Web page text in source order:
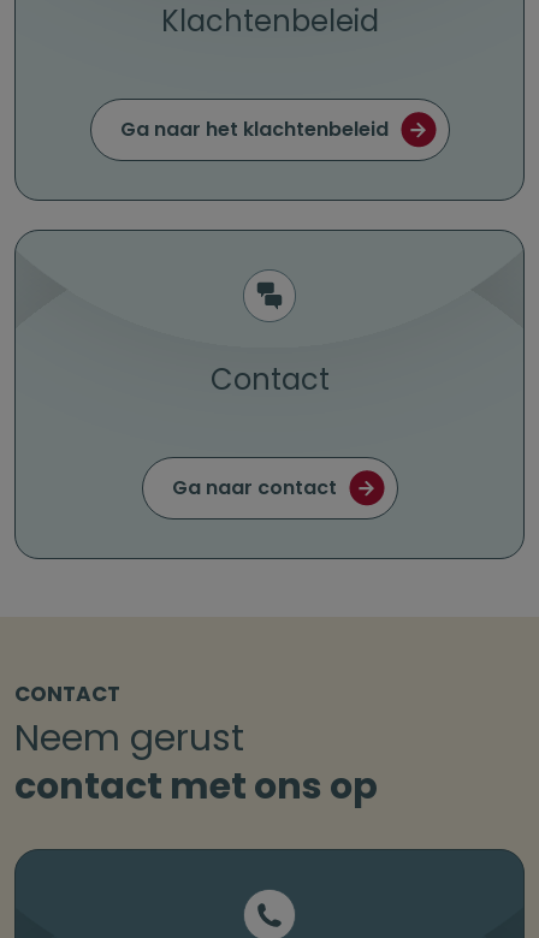
Klachtenbeleid
Ga naar het klachtenbeleid
Contact
Ga naar contact
CONTACT
Neem gerust
contact met ons op